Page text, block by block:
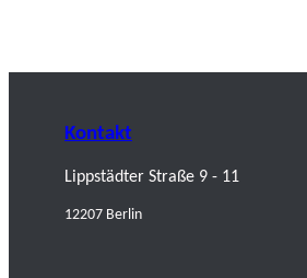
Kontakt
Lippstädter Straße 9 - 11
12207 Berlin